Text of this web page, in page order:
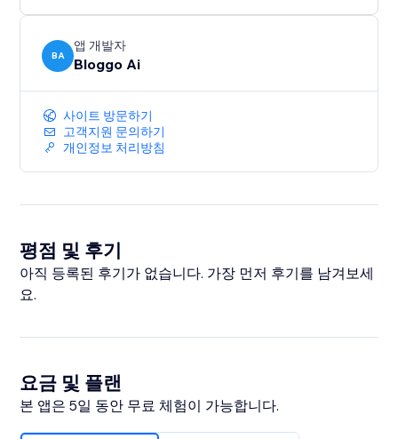
BA
앱 개발자
Bloggo Ai
사이트 방문하기
고객지원 문의하기
개인정보 처리방침
평점 및 후기
아직 등록된 후기가 없습니다. 가장 먼저 후기를 남겨보세
요.
요금 및 플랜
본 앱은 5일 동안 무료 체험이 가능합니다.